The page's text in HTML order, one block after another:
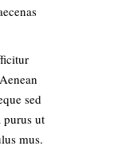
sed
purus ut
mus.